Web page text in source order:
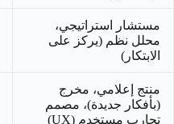
مستشار استراتيجي،
محلل نظم (يركز على
الابتكار)
منتج إعلامي، مخرج
(بأفكار جديدة)، مصمم
تجارب مستخدم (UX)